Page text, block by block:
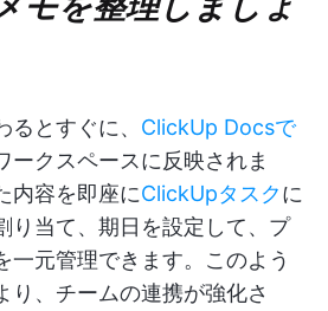
るとすぐに、 ClickUp Docsで
ークスペースに反映されま
内容を即座にClickUpタスクに
り当て、期日を設定して、プ
一元管理できます。このよう
り、チームの連携が強化さ